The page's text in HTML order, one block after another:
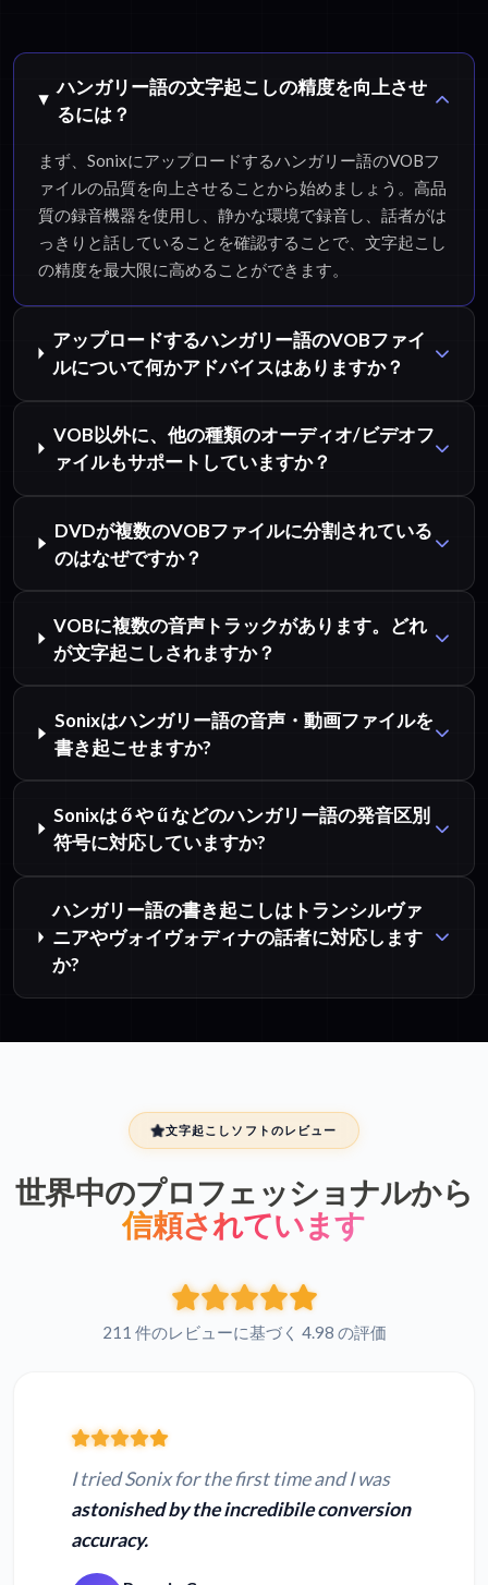
ハンガリー語の文字起こしの精度を向上させ
るには？
まず、Sonixにアップロードするハンガリー語のVOBフ
ァイルの品質を向上させることから始めましょう。高品
質の録音機器を使用し、静かな環境で録音し、話者がは
っきりと話していることを確認することで、文字起こし
の精度を最大限に高めることができます。
アップロードするハンガリー語のVOBファイ
ルについて何かアドバイスはありますか？
VOB以外に、他の種類のオーディオ/ビデオフ
ァイルもサポートしていますか？
DVDが複数のVOBファイルに分割されている
のはなぜですか？
VOBに複数の音声トラックがあります。どれ
が文字起こしされますか？
Sonixはハンガリー語の音声・動画ファイルを
書き起こせますか?
Sonixは ő や ű などのハンガリー語の発音区別
符号に対応していますか?
ハンガリー語の書き起こしはトランシルヴァ
ニアやヴォイヴォディナの話者に対応します
か?
文字起こしソフトのレビュー
世界中のプロフェッショナルから
信頼されています
211 件のレビューに基づく 4.98 の評価
I tried Sonix for the first time and I was
astonished by the incredibile conversion
accuracy.